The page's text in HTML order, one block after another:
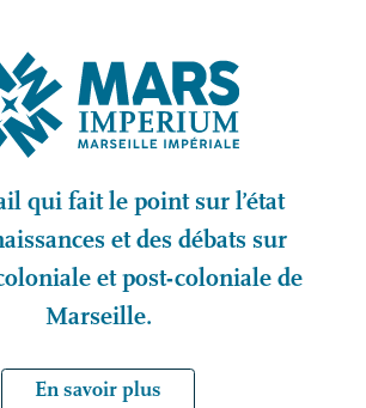
qui fait le point sur l’état
et des débats sur
et post-coloniale de
Marseille.
En savoir plus